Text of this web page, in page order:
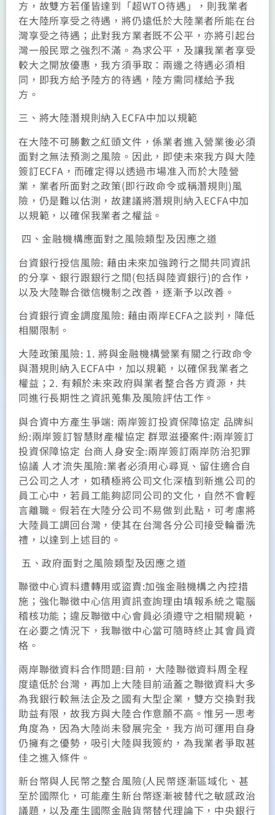
方，故雙方若僅皆達到「超WTO待遇」，則我業者
在大陸所享受之待遇，將仍遠低於大陸業者所能在台
灣享受之待遇；此對我方業者既不公平，亦將引起台
灣一般民眾之強烈不滿。為求公平，及讓我業者享受
較大之開放優惠，我方須爭取：兩邊之待遇必須相
同，即我方給予陸方的待遇，陸方需同樣給予我
方。
三、將大陸潛規則納入ECFA中加以規範
在大陸不可勝數之紅頭文件，係業者進入營業後必須
面對之無法預測之風險。因此，即使未來我方與大陸
簽訂ECFA，而確定得以透過市場准入而於大陸營
業，業者所面對之政策(即行政命令或稱潛規則)風
險，仍是難以估測，故建議將潛規則納入ECFA中加
以規範，以確保我業者之權益。
四、金融機構應面對之風險類型及因應之道
台資銀行授信風險: 藉由未來加強跨行之間共同資訊
的分享、銀行跟銀行之間(包括與陸資銀行)的合作，
以及大陸聯合徵信機制之改善，逐漸予以改善。
台資銀行資金調度風險: 藉由兩岸ECFA之談判，降低
相關限制。
大陸政策風險: 1. 將與金融機構營業有關之行政命令
與潛規則納入ECFA中，加以規範，以確保我業者之
權益；2. 有賴於未來政府與業者整合各方資源，共
同進行長期性之資訊蒐集及風險評估工作。
與合資中方產生爭端: 兩岸簽訂投資保障協定 品牌糾
紛:兩岸簽訂智慧財產權協定 群眾滋擾案件:兩岸簽訂
投資保障協定 台商人身安全:兩岸簽訂兩岸防治犯罪
協議 人才流失風險:業者必須用心尋覓、留住適合自
己公司之人才，如積極將公司文化深植到新進公司的
員工心中，若員工能夠認同公司的文化，自然不會輕
言離職。假若在大陸分公司不易做到此點，可考慮將
大陸員工調回台灣，使其在台灣各分公司接受輪番洗
禮，以達到上述目的。
五、政府面對之風險類型及因應之道
聯徵中心資料遭轉用或盜賣:加強金融機構之內控措
施；強化聯徵中心信用資訊查詢理由填報系統之電腦
稽核功能；違反聯徵中心會員必須遵守之相關規範，
在必要之情況下，我聯徵中心當可隨時終止其會員資
格。
兩岸聯徵資料合作問題:目前，大陸聯徵資料周全程
度遠低於台灣，再加上大陸目前涵蓋之聯徵資料大多
為我銀行較無法企及之國有大型企業，雙方交換對我
助益有限，故我方與大陸合作意願不高。惟另一思考
角度為，因為大陸尚未發展完全，我方尚可運用自身
仍擁有之優勢，吸引大陸與我簽約，為我業者爭取甚
佳之進入條件。
新台幣與人民幣之整合風險(人民幣逐漸區域化、甚
至於國際化，可能產生新台幣逐漸被替代之敏感政治
議題，以及產生國際金融貨幣替代理論下，中央銀行